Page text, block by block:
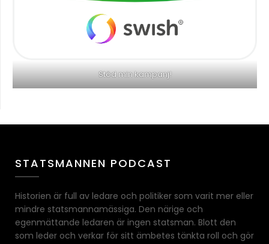
Stöd min kampanj!
STATSMANNEN PODCAST
Historien är full av ledare och politiker som varit mer eller
mindre statsmannamässiga. Den närige och
egenmättande ledaren är ingen statsman. Blott den
som leder och verkar för sitt ämbetes tänkta roll och gör